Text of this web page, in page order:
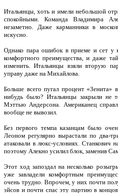
Итальянцы, хоть и имели небольшой
спокойными. Команда Владимира
незаметно. Даже карманники в
искусно.
Однако пара ошибок в приеме и сет у
комфортного преимущества, и даже
изменить. Итальянцы взяли вторую
управу даже на Михайлова.
Больше всего пугал процент «Зенита»
нибудь было? Итальянцы закрыли не
Мэттью Андерсона. Американец
вообще не вывозил.
Без первого темпа казанцам было
Леоном регулярно вырастали по два-
атаковали в люкс-условиях. Станкович
поэтому Алекно усилил блок, заменив
Этот ход запоздал на несколько
уже завладели комфортным
очень трудно. Впрочем, у них почти
эйсов и почти спас эту партию в